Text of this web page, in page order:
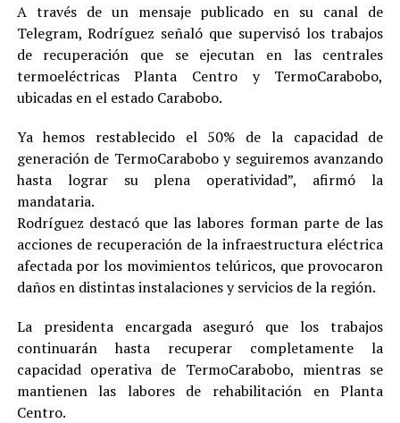
A través de un mensaje publicado en su canal de
Telegram, Rodríguez señaló que supervisó los trabajos
de recuperación que se ejecutan en las centrales
termoeléctricas Planta Centro y TermoCarabobo,
ubicadas en el estado Carabobo.
Ya hemos restablecido el 50% de la capacidad de
generación de TermoCarabobo y seguiremos avanzando
hasta lograr su plena operatividad”, afirmó la
mandataria.
Rodríguez destacó que las labores forman parte de las
acciones de recuperación de la infraestructura eléctrica
afectada por los movimientos telúricos, que provocaron
daños en distintas instalaciones y servicios de la región.
La presidenta encargada aseguró que los trabajos
continuarán hasta recuperar completamente la
capacidad operativa de TermoCarabobo, mientras se
mantienen las labores de rehabilitación en Planta
Centro.